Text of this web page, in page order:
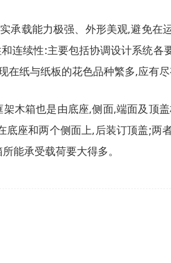
载能力极强、外形美观,避免
连续性:主要包括协调设计系统
纸与纸板的花色品种繁多,应有尽
木箱也是由底座,侧面,端面及顶
座和两个侧面上,后装订顶盖;
能承受载荷要大得多。